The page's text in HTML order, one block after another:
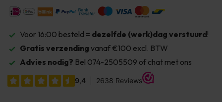
Voor 16:00 besteld = dezelfde (werk)dag verstuurd!
Gratis verzending vanaf €100 excl. BTW
Advies nodig? Bel 074-2505509 of chat met ons